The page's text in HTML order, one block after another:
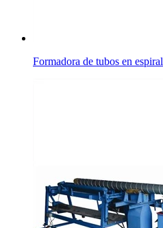
Formadora de tubos en espiral